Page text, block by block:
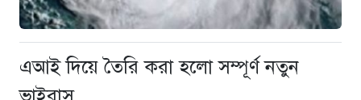
দেওয়া হয়নি, তাই বর্তমানে ভঙ্গুর
অবস্থা: স্বাস্থ্যমন্ত্রী
৬ ঘণ্টা আগে
এআই দিয়ে তৈরি করা হলো সম্পূর্ণ নতুন